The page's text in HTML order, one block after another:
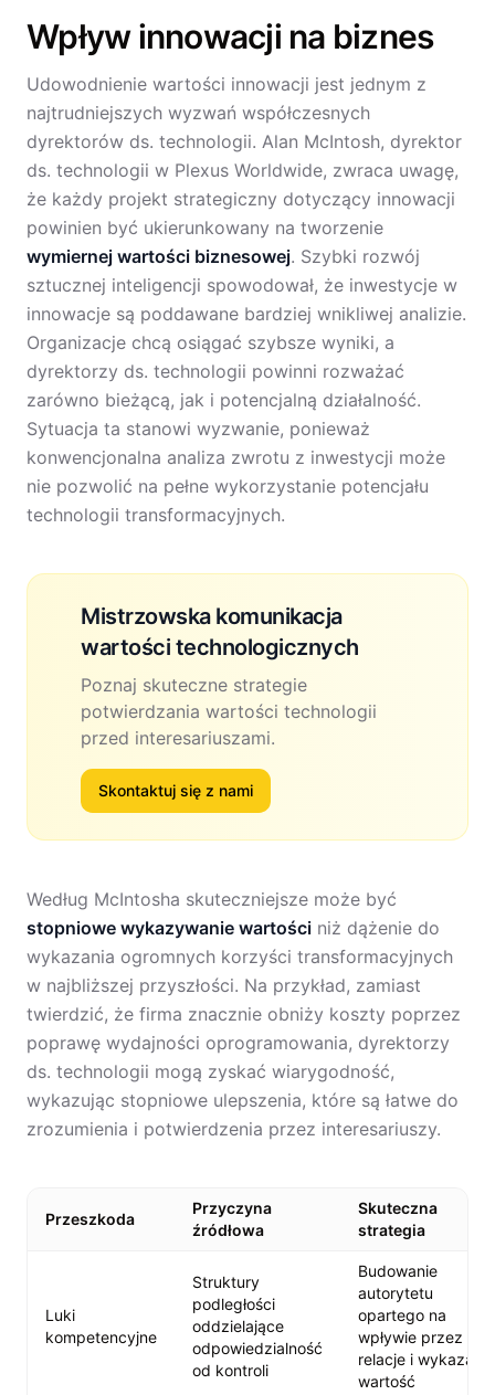
Wpływ innowacji na biznes
Udowodnienie wartości innowacji jest jednym z
najtrudniejszych wyzwań współczesnych
dyrektorów ds. technologii. Alan McIntosh, dyrektor
ds. technologii w Plexus Worldwide, zwraca uwagę,
że każdy projekt strategiczny dotyczący innowacji
powinien być ukierunkowany na tworzenie
wymiernej wartości biznesowej. Szybki rozwój
sztucznej inteligencji spowodował, że inwestycje w
innowacje są poddawane bardziej wnikliwej analizie.
Organizacje chcą osiągać szybsze wyniki, a
dyrektorzy ds. technologii powinni rozważać
zarówno bieżącą, jak i potencjalną działalność.
Sytuacja ta stanowi wyzwanie, ponieważ
konwencjonalna analiza zwrotu z inwestycji może
nie pozwolić na pełne wykorzystanie potencjału
technologii transformacyjnych.
Mistrzowska komunikacja
wartości technologicznych
Poznaj skuteczne strategie
potwierdzania wartości technologii
przed interesariuszami.
Skontaktuj się z nami
Według McIntosha skuteczniejsze może być
stopniowe wykazywanie wartości niż dążenie do
wykazania ogromnych korzyści transformacyjnych
w najbliższej przyszłości. Na przykład, zamiast
twierdzić, że firma znacznie obniży koszty poprzez
poprawę wydajności oprogramowania, dyrektorzy
ds. technologii mogą zyskać wiarygodność,
wykazując stopniowe ulepszenia, które są łatwe do
zrozumienia i potwierdzenia przez interesariuszy.
Przeszkoda
Przyczyna
źródłowa
Skuteczna
strategia
Luki
kompetencyjne
Struktury
podległości
oddzielające
odpowiedzialność
od kontroli
Budowanie
autorytetu
opartego na
wpływie przez
relacje i wykazaną
wartość